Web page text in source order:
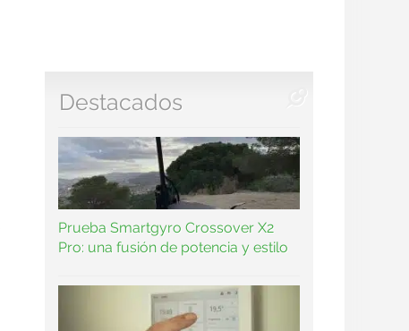
Destacados
Prueba Smartgyro Crossover X2
Pro: una fusión de potencia y estilo